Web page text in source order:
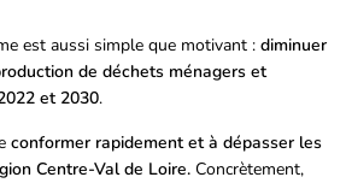
est aussi simple que motivant : diminuer
de déchets ménagers et
et 2030.
conformer rapidement et à dépasser les
Centre-Val de Loire. Concrètement,